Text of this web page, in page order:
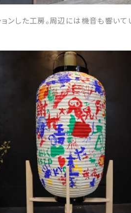
ンした工房。周辺には機音も響いて